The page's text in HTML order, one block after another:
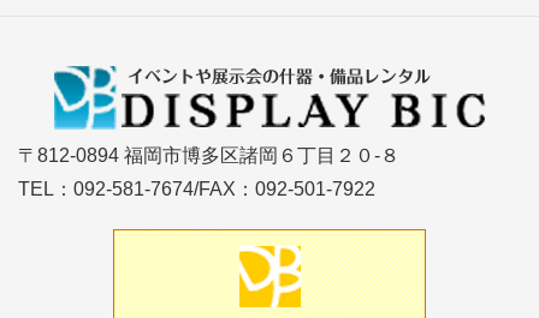
〒812-0894 福岡市博多区諸岡６丁目２０-８
TEL：092-581-7674/FAX：092-501-7922